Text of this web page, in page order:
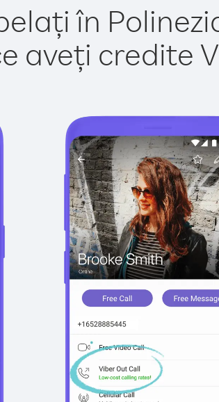
în
aveți credite